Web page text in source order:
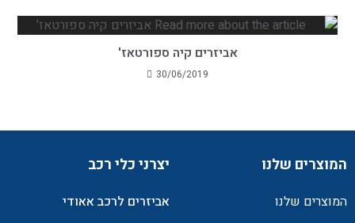
אביזרים קיה ספורטאז'
30/06/2019
המוצרים שלנו
המוצרים שלנו
יצרני כלי רכב
אביזרים לרכב אאודי